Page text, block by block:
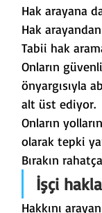
Hak arayana
Hak
Tabii hak
Onların
önyargısıyla
alt üst ediyor.
Onların
olarak tepki
Bırakın
İşçi
Hakkını